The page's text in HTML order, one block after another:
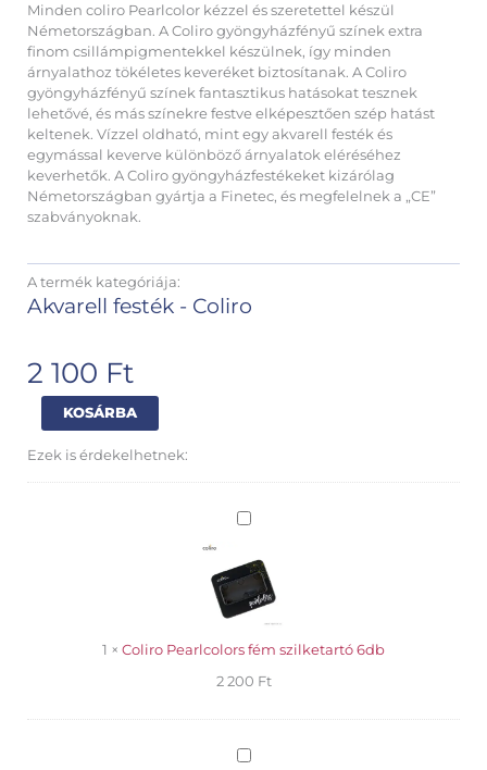
Minden coliro Pearlcolor kézzel és szeretettel készül
Németországban. A Coliro gyöngyházfényű színek extra
finom csillámpigmentekkel készülnek, így minden
árnyalathoz tökéletes keveréket biztosítanak. A Coliro
gyöngyházfényű színek fantasztikus hatásokat tesznek
lehetővé, és más színekre festve elképesztően szép hatást
keltenek. Vízzel oldható, mint egy akvarell festék és
egymással keverve különböző árnyalatok eléréséhez
keverhetők. A Coliro gyöngyházfestékeket kizárólag
Németországban gyártja a Finetec, és megfelelnek a „CE”
szabványoknak.
A termék kategóriája:
Akvarell festék - Coliro
2 100 Ft
Coliro
Pearlcolors
akvarell
mennyiség
KOSÁRBA
Ezek is érdekelhetnek:
Coliro
fém
szilketartó
6db
1 × Coliro Pearlcolors fém szilketartó 6db
2 200 Ft
Coliro